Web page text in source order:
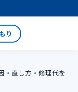
り
・直し方・修理代を